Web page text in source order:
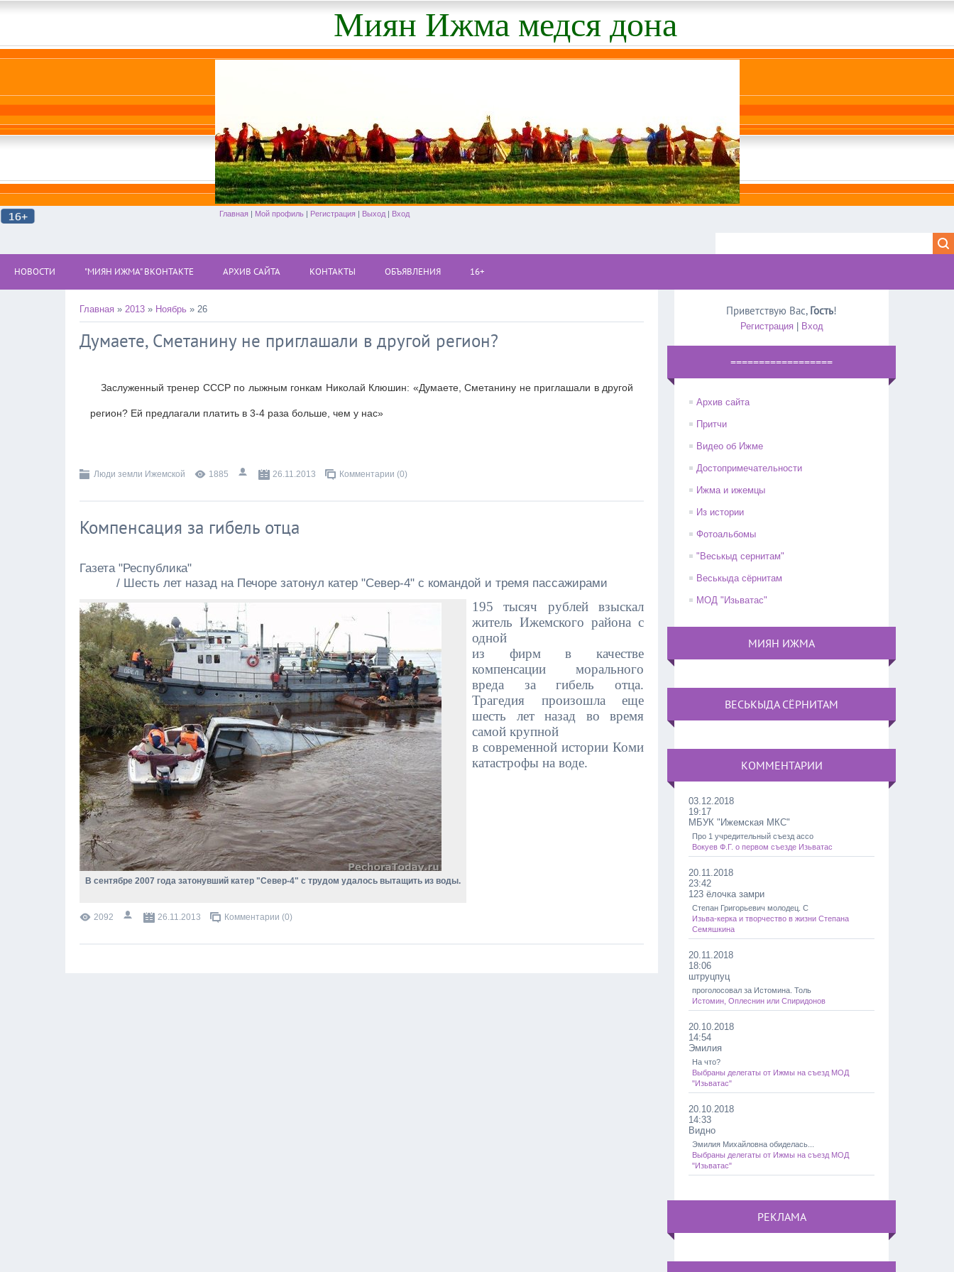
Миян Ижма медся дона
Главная | Мой профиль | Регистрация | Выход | Вход
НОВОСТИ "МИЯН ИЖМА" ВКОНТАКТЕ АРХИВ САЙТА КОНТАКТЫ ОБЪЯВЛЕНИЯ 16+
Главная » 2013 » Ноябрь » 26
Думаете, Сметанину не приглашали в другой регион?
Заслуженный тренер СССР по лыжным гонкам Николай Клюшин: «Думаете, Сметанину не приглашали в другой
регион? Ей предлагали платить в 3-4 раза больше, чем у нас»
Люди земли Ижемской 1885 26.11.2013 Комментарии (0)
Компенсация за гибель отца
Газета "Республика"
/ Шесть лет назад на Печоре затонул катер "Север-4" с командой и тремя пассажирами
В сентябре 2007 года затонувший катер "Север-4" с трудом удалось вытащить из воды.
195 тысяч рублей взыскал
житель Ижемского района с
одной
из фирм в качестве
компенсации морального
вреда за гибель отца.
Трагедия произошла еще
шесть лет назад во время
самой крупной
в современной истории Коми
катастрофы на воде.
2092 26.11.2013 Комментарии (0)
Приветствую Вас, Гость!
Регистрация| Вход
==================
Архив сайта
Притчи
Видео об Ижме
Достопримечательности
Ижма и ижемцы
Из истории
Фотоальбомы
"Веськыд сернитам"
Веськыда сёрнитам
МОД "Изьватас"
МИЯН ИЖМА
ВЕСЬКЫДА СЁРНИТАМ
КОММЕНТАРИИ
03.12.2018
19:17
МБУК "Ижемская МКС"
Про 1 учредительный съезд ассо
Вокуев Ф.Г. о первом съезде Изьватас
20.11.2018
23:42
123 ёлочка замри
Степан Григорьевич молодец. С
Изьва-керка и творчество в жизни Степана
Семяшкина
20.11.2018
18:06
штруцпуц
проголосовал за Истомина. Толь
Истомин, Оплеснин или Спиридонов
20.10.2018
14:54
Эмилия
На что?
Выбраны делегаты от Ижмы на съезд МОД
"Изьватас"
20.10.2018
14:33
Видно
Эмилия Михайловна обиделась...
Выбраны делегаты от Ижмы на съезд МОД
"Изьватас"
РЕКЛАМА